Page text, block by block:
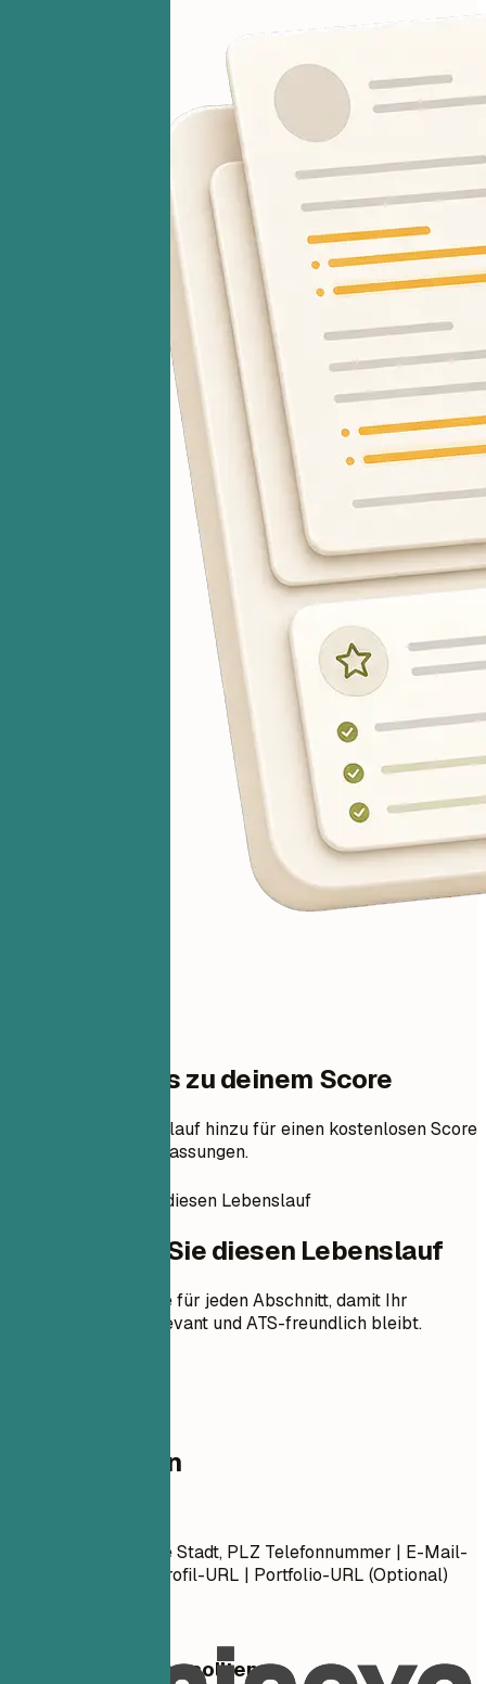
Ein Schritt bis zu deinem Score
Füge deinen Lebenslauf hinzu für einen kostenlosen Score
und priorisierte Anpassungen.
So erstellen Sie diesen Lebenslauf
So erstellen Sie diesen Lebenslauf
Praktische Hinweise für jeden Abschnitt, damit Ihr
Lebenslauf klar, relevant und ATS-freundlich bleibt.
Kontaktdaten
Vorname Nachname Stadt, PLZ Telefonnummer | E-Mail-
Adresse LinkedIn-Profil-URL | Portfolio-URL (Optional)
Worauf Sie achten sollten